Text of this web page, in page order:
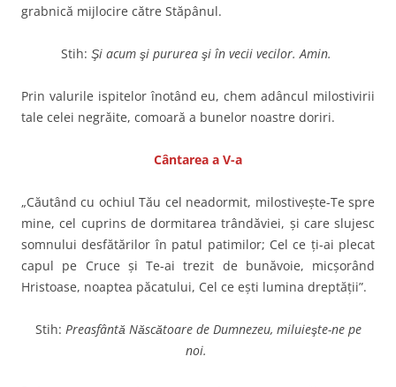
grabnică mijlocire către Stăpânul.
Stih: Şi acum şi pururea şi în vecii vecilor. Amin.
Prin valurile ispitelor înotând eu, chem adâncul milostivirii
tale celei negrăite, comoară a bunelor noastre doriri.
Cântarea a V-a
„Căutând cu ochiul Tău cel neadormit, milostiveşte-Te spre
mine, cel cuprins de dormitarea trândăviei, şi care slujesc
somnului desfătărilor în patul patimilor; Cel ce ţi-ai plecat
capul pe Cruce şi Te-ai trezit de bunăvoie, micşorând
Hristoase, noaptea păcatului, Cel ce eşti lumina dreptăţii”.
Stih: Preasfântă Născătoare de Dumnezeu, miluieşte-ne pe
noi.